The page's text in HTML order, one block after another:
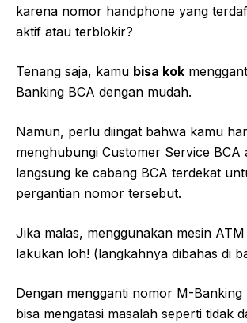
karena nomor handphone yang
aktif atau terblokir?
Tenang saja, kamu bisa kok
Banking BCA dengan mudah.
Namun, perlu diingat bahwa kamu
menghubungi Customer Service BCA
langsung ke cabang BCA terdekat
pergantian nomor tersebut.
Jika malas, menggunakan mesin
lakukan loh! (langkahnya dibahas di
Dengan mengganti nomor M-Banking
bisa mengatasi masalah seperti tidak